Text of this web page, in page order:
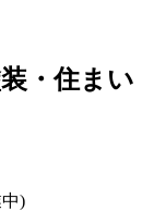
・住まい
)